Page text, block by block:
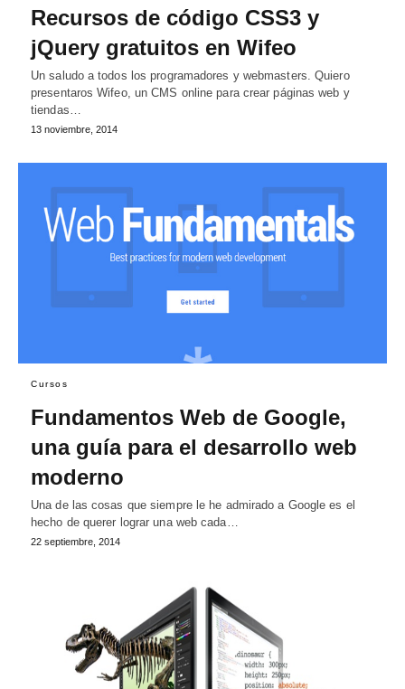
Recursos de código CSS3 y
jQuery gratuitos en Wifeo
Un saludo a todos los programadores y webmasters. Quiero
presentaros Wifeo, un CMS online para crear páginas web y
tiendas…
13 noviembre, 2014
Cursos
Fundamentos Web de Google,
una guía para el desarrollo web
moderno
Una de las cosas que siempre le he admirado a Google es el
hecho de querer lograr una web cada…
22 septiembre, 2014